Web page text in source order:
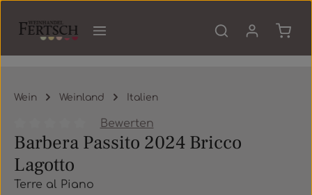
Wein Weinland Italien
Durchschnittliche Bewertung von 0 von 5 Sternen
Bewerten
Barbera Passito 2024 Bricco
Lagotto
Terre al Piano